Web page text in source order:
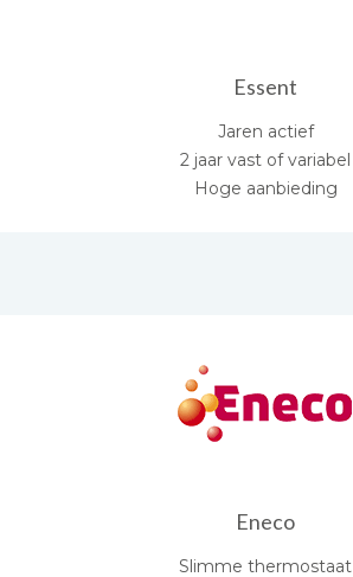
Essent
Jaren actief
2 jaar vast of variabel
Hoge aanbieding
Eneco
Slimme thermostaat